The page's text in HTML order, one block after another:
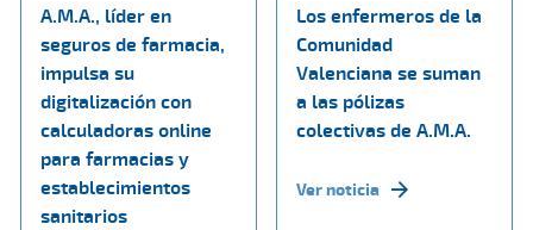
A.M.A., líder en
seguros de farmacia,
impulsa su
digitalización con
calculadoras online
para farmacias y
establecimientos
sanitarios
Los enfermeros de la
Comunidad
Valenciana se suman
a las pólizas
colectivas de A.M.A.
Ver noticia